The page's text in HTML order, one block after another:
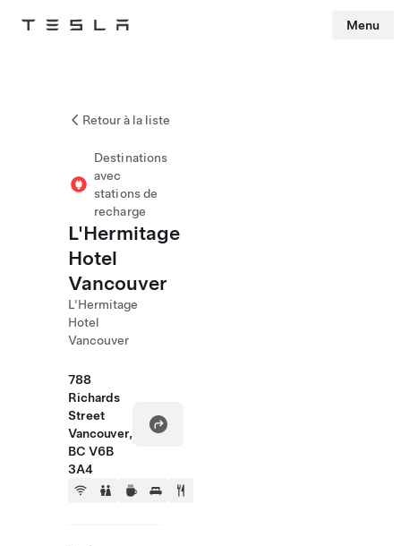
Tesla Menu
Retour à la liste
Destinations
avec
stations de
recharge
L'Hermitage
Hotel
Vancouver
L'Hermitage
Hotel
Vancouver
788
Richards
Street
Vancouver,
BC V6B
3A4